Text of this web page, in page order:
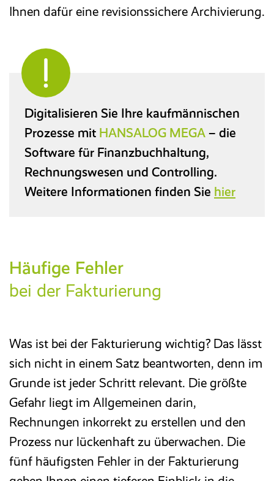
Ihnen dafür eine revisionssichere Archivierung.
Digitalisieren Sie Ihre kaufmännischen
Prozesse mit HANSALOG MEGA – die
Software für Finanzbuchhaltung,
Rechnungswesen und Controlling.
Weitere Informationen finden Sie hier
Häufige Fehler
bei der Fakturierung
Was ist bei der Fakturierung wichtig? Das lässt
sich nicht in einem Satz beantworten, denn im
Grunde ist jeder Schritt relevant. Die größte
Gefahr liegt im Allgemeinen darin,
Rechnungen inkorrekt zu erstellen und den
Prozess nur lückenhaft zu überwachen. Die
fünf häufigsten Fehler in der Fakturierung